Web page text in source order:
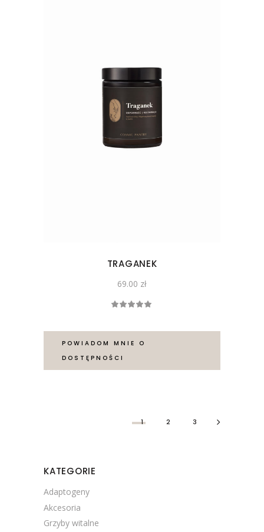
TRAGANEK
69.00 zł
POWIADOM MNIE O
DOSTĘPNOŚCI
1 2 3
KATEGORIE
Adaptogeny
Akcesoria
Grzyby witalne